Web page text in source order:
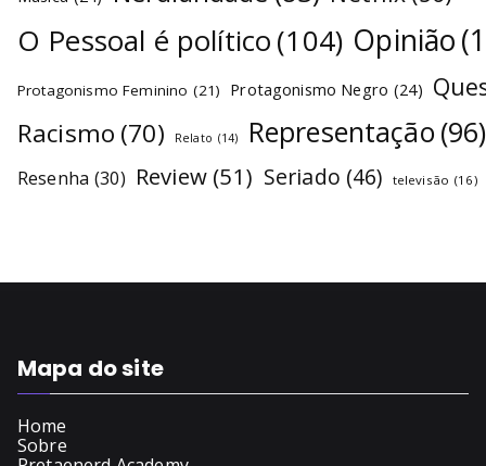
O Pessoal é político(104) Opinião
Protagonismo Feminino (21) Protagonismo Negro (24)
Racismo (70) Relato (14) Representação (96)
Resenha (30) Review (51) Seriado (46) televisão (16)
Mapa do site
Home
Sobre